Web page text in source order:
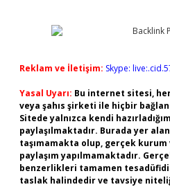
Reklam ve İletişim: Skype:
Yasal Uyarı: Bu internet sitesi,
veya şahıs şirketi ile hiçbir
Sitede yalnızca kendi
paylaşılmaktadır. Burada yer
taşımamakta olup, gerçek kurum
paylaşım yapılmamaktadır.
benzerlikleri tamamen
taslak halindedir ve tavsiye